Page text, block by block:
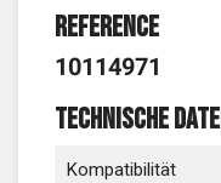
Reference
10114971
Technische
Kompatibilität